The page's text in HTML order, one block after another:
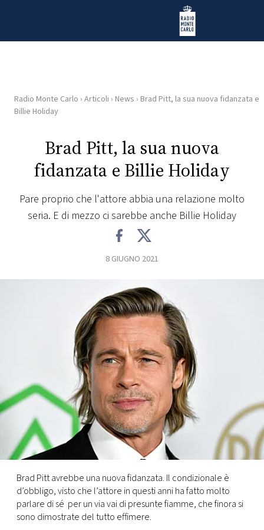
Radio Monte Carlo
HOME
RADIO
WEB
PLAYLIST
VIDEO
TV
PRINCIPATO
DI
MONACO
RMC
Radio Monte Carlo › Articoli › News › Brad Pitt, la sua nuova fidanzata e
Billie Holiday
Brad Pitt, la sua nuova
fidanzata e Billie Holiday
Pare proprio che l'attore abbia una relazione molto
seria. E di mezzo ci sarebbe anche Billie Holiday
8 GIUGNO 2021
Brad Pitt avrebbe una nuova fidanzata. Il condizionale è
d’obbligo, visto che l’attore in questi anni ha fatto molto
parlare di sé per un via vai di presunte fiamme, che finora si
sono dimostrate del tutto effimere.